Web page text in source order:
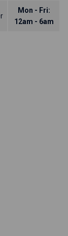
Mon - Fri:
12am - 6am